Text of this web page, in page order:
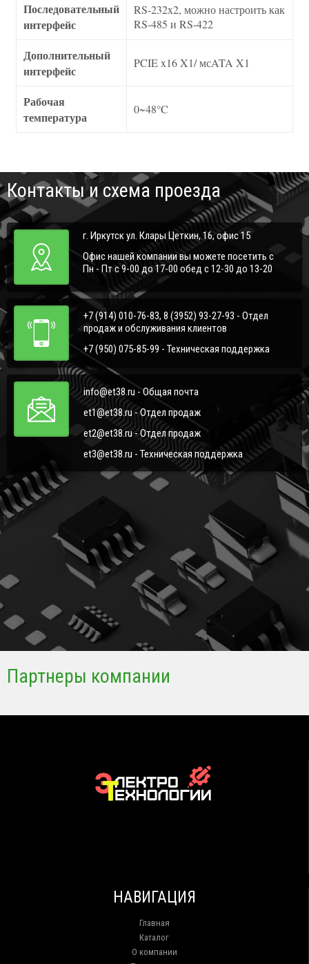
Последовательный
интерфейс
RS-232x2, можно настроить как
RS-485 и RS-422
Дополнительный
интерфейс
PCIE x16 X1/ мсATA X1
Рабочая
температура
0~48°C
Контакты и схема проезда
г. Иркутск ул. Клары Цеткин, 16, офис 15
Офис нашей компании вы можете посетить с
Пн - Пт с 9-00 до 17-00 обед с 12-30 до 13-20
+7 (914) 010-76-83, 8 (3952) 93-27-93 - Отдел
продаж и обслуживания клиентов
+7 (950) 075-85-99 - Техническая поддержка
info@et38.ru - Общая почта
et1@et38.ru - Отдел продаж
et2@et38.ru - Отдел продаж
et3@et38.ru - Техническая поддержка
Партнеры компании
НАВИГАЦИЯ
Главная
Каталог
О компании